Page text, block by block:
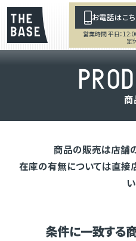
お電話はこ
営業時間 平日：
定
PROD
商
商品の販売は店舗
在庫の有無については直接
い
条件に一致する